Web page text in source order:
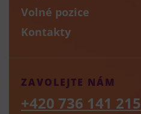
Volné pozice
Kontakty
ZAVOLEJTE NÁM
+420 736 141 215